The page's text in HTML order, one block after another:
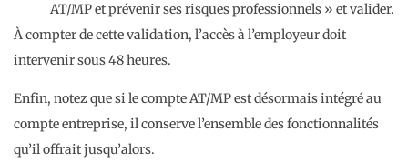
AT/MP et prévenir ses risques professionnels » et valider.
À compter de cette validation, l’accès à l’employeur doit
intervenir sous 48 heures.
Enfin, notez que si le compte AT/MP est désormais intégré au
compte entreprise, il conserve l’ensemble des fonctionnalités
qu’il offrait jusqu’alors.